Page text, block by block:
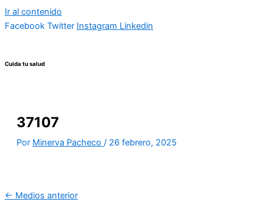
Ir al contenido
Facebook Twitter Instagram Linkedin
Cuida tu salud
37107
Por Minerva Pacheco / 26 febrero, 2025
← Medios anterior